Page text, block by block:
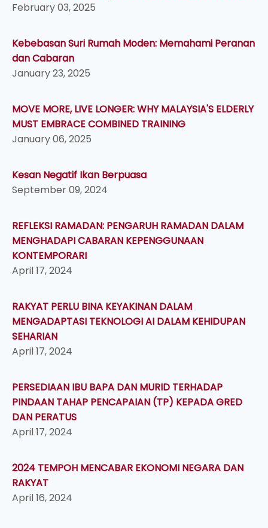
February 03, 2025
Kebebasan Suri Rumah Moden: Memahami Peranan
dan Cabaran
January 23, 2025
MOVE MORE, LIVE LONGER: WHY MALAYSIA'S ELDERLY
MUST EMBRACE COMBINED TRAINING
January 06, 2025
Kesan Negatif Ikan Berpuasa
September 09, 2024
REFLEKSI RAMADAN: PENGARUH RAMADAN DALAM
MENGHADAPI CABARAN KEPENGGUNAAN
KONTEMPORARI
April 17, 2024
RAKYAT PERLU BINA KEYAKINAN DALAM
MENGADAPTASI TEKNOLOGI AI DALAM KEHIDUPAN
SEHARIAN
April 17, 2024
PERSEDIAAN IBU BAPA DAN MURID TERHADAP
PINDAAN TAHAP PENCAPAIAN (TP) KEPADA GRED
DAN PERATUS
April 17, 2024
2024 TEMPOH MENCABAR EKONOMI NEGARA DAN
RAKYAT
April 16, 2024